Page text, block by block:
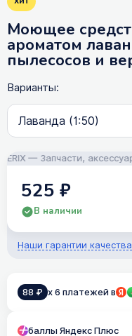
Моющее
ароматом
пылесосов и
Варианты:
— Запчасти,
525 ₽
В наличии
Наши гарантии качества
88 ₽ x 6 платежей в
баллы Яндекс Плюс